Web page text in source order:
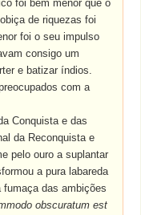
foi bem menor que o
de riquezas foi
foi o seu impulso
consigo um
e batizar índios.
com a
Conquista e das
da Reconquista e
pelo ouro a suplantar
a pura labareda
fumaça das ambições
obscuratum est